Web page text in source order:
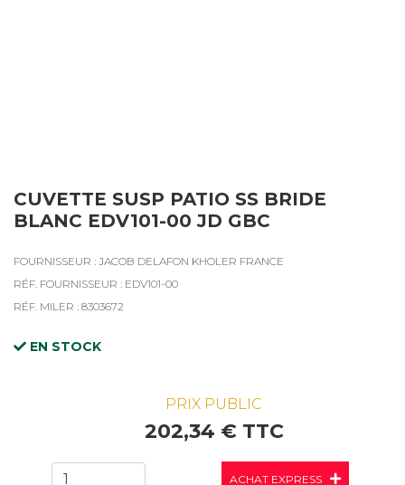
CUVETTE SUSP PATIO SS BRIDE
BLANC EDV101-00 JD GBC
FOURNISSEUR : JACOB DELAFON KHOLER FRANCE
RÉF. FOURNISSEUR : EDV101-00
RÉF. MILER : 8303672
EN STOCK
PRIX PUBLIC
202,34 € TTC
ACHAT EXPRESS